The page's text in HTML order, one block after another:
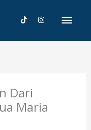
Dari
Maria